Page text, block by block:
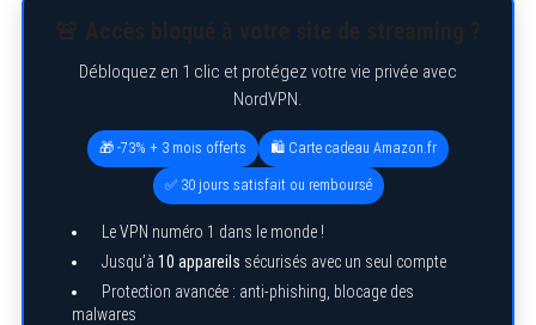
Débloquez en 1 clic et protégez votre vie privée avec
NordVPN.
🎁 -73% + 3 mois offerts 🛍️ Carte cadeau Amazon.fr
✅ 30 jours satisfait ou remboursé
Le VPN numéro 1 dans le monde !
Jusqu’à 10 appareils sécurisés avec un seul compte
Protection avancée : anti-phishing, blocage des
malwares